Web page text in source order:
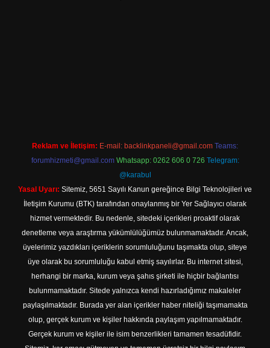
Reklam ve İletişim: E-mail: backlinkpaneli@gmail.com Teams:
forumhizmeti@gmail.com Whatsapp: 0262 606 0 726 Telegram:
@karabul
Yasal Uyarı: Sitemiz, 5651 Sayılı Kanun gereğince Bilgi Teknolojileri ve
İletişim Kurumu (BTK) tarafından onaylanmış bir Yer Sağlayıcı olarak
hizmet vermektedir. Bu nedenle, sitedeki içerikleri proaktif olarak
denetleme veya araştırma yükümlülüğümüz bulunmamaktadır. Ancak,
üyelerimiz yazdıkları içeriklerin sorumluluğunu taşımakta olup, siteye
üye olarak bu sorumluluğu kabul etmiş sayılırlar. Bu internet sitesi,
herhangi bir marka, kurum veya şahıs şirketi ile hiçbir bağlantısı
bulunmamaktadır. Sitede yalnızca kendi hazırladığımız makaleler
paylaşılmaktadır. Burada yer alan içerikler haber niteliği taşımamakta
olup, gerçek kurum ve kişiler hakkında paylaşım yapılmamaktadır.
Gerçek kurum ve kişiler ile isim benzerlikleri tamamen tesadüfidir.